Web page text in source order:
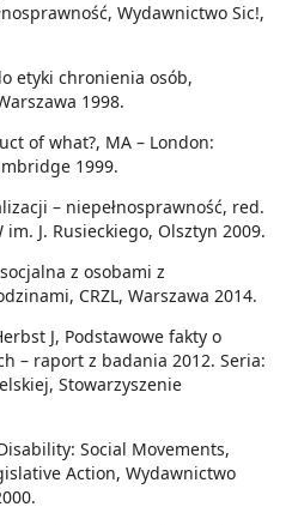
Wydawnictwo Sic!,
etyki chronienia osób,
1998.
of what?, MA – London:
1999.
– niepełnosprawność, red.
im. J. Rusieckiego, Olsztyn 2009.
z osobami z
CRZL, Warszawa 2014.
J, Podstawowe fakty o
– raport z badania 2012. Seria:
Stowarzyszenie
Social Movements,
Action, Wydawnictwo